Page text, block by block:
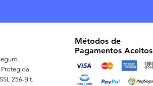
Protegida
256-Bit.
Métodos de
Pagamentos Aceitos